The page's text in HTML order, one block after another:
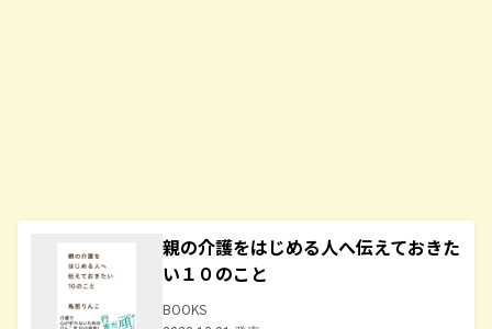
親の介護をはじめる人へ伝えておきた
い１０のこと
BOOKS